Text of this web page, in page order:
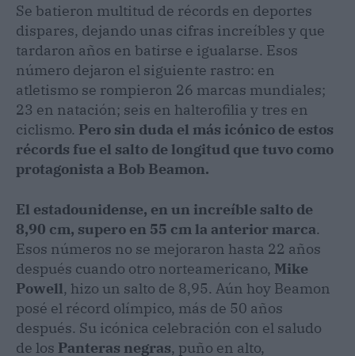
Se batieron multitud de récords en deportes
dispares, dejando unas cifras increíbles y que
tardaron años en batirse e igualarse. Esos
número dejaron el siguiente rastro: en
atletismo se rompieron 26 marcas mundiales;
23 en natación; seis en halterofilia y tres en
ciclismo. Pero sin duda el más icónico de estos
récords fue el salto de longitud que tuvo como
protagonista a Bob Beamon.
El estadounidense, en un increíble salto de
8,90 cm, supero en 55 cm la anterior marca.
Esos números no se mejoraron hasta 22 años
después cuando otro norteamericano, Mike
Powell, hizo un salto de 8,95. Aún hoy Beamon
posé el récord olímpico, más de 50 años
después. Su icónica celebración con el saludo
de los Panteras negras, puño en alto,